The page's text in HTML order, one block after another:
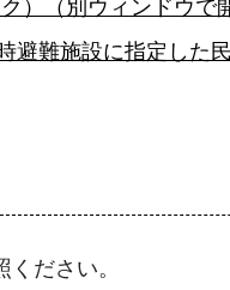
）（別ウィンドウで
避難施設に指定した
ださい。